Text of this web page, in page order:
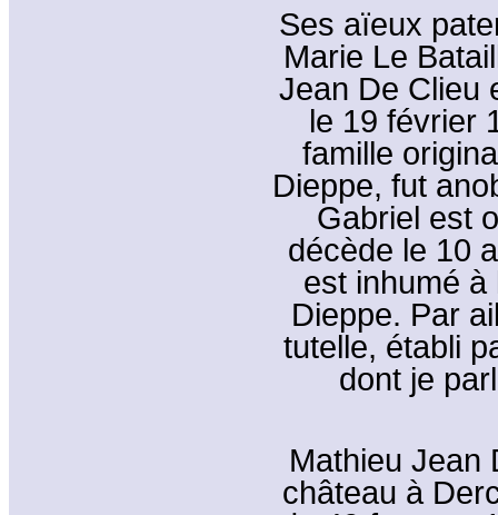
Ses aïeux
Marie Le
Jean De Clieu
le 19 février
famille
Dieppe, fut
Gabriel est
décède le 10
est inhumé
Dieppe. Par
tutelle, établi
dont je
Mathieu Jean
château à